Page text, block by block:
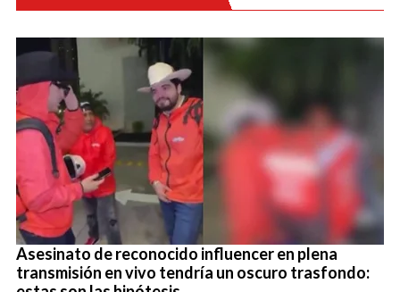
Asesinato de reconocido influencer en plena
transmisión en vivo tendría un oscuro trasfondo: